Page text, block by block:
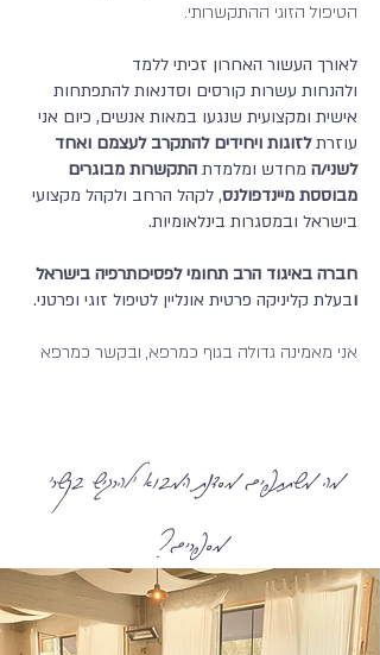
הטיפול הזוגי ההתקשרותי.
לאורך העשור האחרון זכיתי ללמד
ולהנחות עשרות קורסים וסדנאות להתפתחות
אישית ומקצועית שנגעו במאות אנשים, כיום אני
עוזרתלזוגות ויחידים להתקרב לעצמם ואחד
לשני/ה מחדש ומלמדת התקשרות מבוגרים
מבוססת מיינדפולנס, לקהל הרחב ולקהל מקצועי
בישראל ובמסגרות בינלאומיות.
חברה באיגוד הרב תחומי לפסיכותרפיה בישראל
ובעלת קליניקה פרטית אונליין לטיפול זוגי ופרטני.
אני מאמינה גדולה בגוף כמרפא, ובקשר כמרפא
מה משתתפים מסדנת המבוא 'להרגיש בקשר'
מספרים?